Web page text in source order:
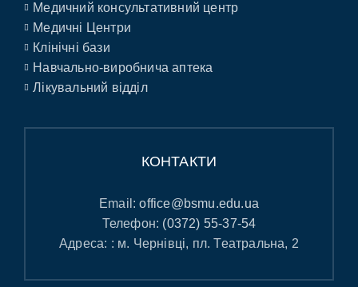
Медичний консультативний центр
Медичні Центри
Клінічні бази
Навчально-виробнича аптека
Лікувальний відділ
КОНТАКТИ
Email:office@bsmu.edu.ua
Телефон: (0372) 55-37-54
Адреса: : м. Чернівці, пл. Театральна, 2